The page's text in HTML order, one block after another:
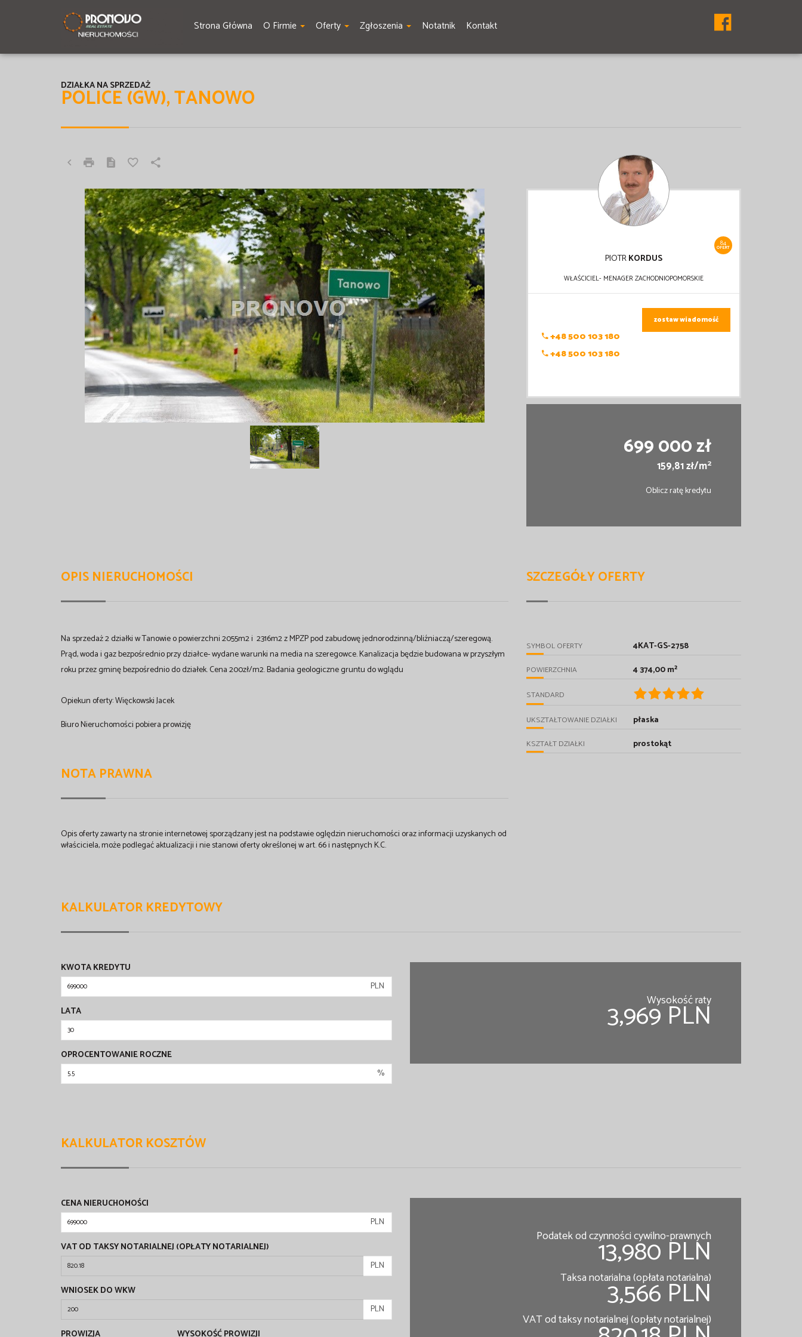
Strona Główna O Firmie Oferty Zgłoszenia Notatnik Kontakt
POLICE (GW), TANOWO
DZIAŁKA NA SPRZEDAŻ
84
OFERT
PIOTRKORDUS
WŁAŚCICIEL- MENAGER ZACHODNIOPOMORSKIE
+48 500 103 180
+48 500 103 180
zostaw wiadomość
699 000 zł
159,81 zł/m2
Oblicz ratę kredytu
OPIS NIERUCHOMOŚCI
Na sprzedaż 2 działki w Tanowie o powierzchni 2055m2 i 2316m2 z MPZP pod zabudowę jednorodzinną/bliźniaczą/szeregową.
Prąd, woda i gaz bezpośrednio przy działce- wydane warunki na media na szeregowce. Kanalizacja będzie budowana w przyszłym
roku przez gminę bezpośrednio do działek. Cena 200zł/m2. Badania geologiczne gruntu do wglądu
Opiekun oferty: Więckowski Jacek
Biuro Nieruchomości pobiera prowizję
NOTA PRAWNA
Opis oferty zawarty na stronie internetowej sporządzany jest na podstawie oględzin nieruchomości oraz informacji uzyskanych od
właściciela, może podlegać aktualizacji i nie stanowi oferty określonej w art. 66 i następnych K.C.
SZCZEGÓŁY OFERTY
SYMBOL OFERTY 4KAT-GS-2758
POWIERZCHNIA 4 374,00 m²
STANDARD
UKSZTAŁTOWANIE DZIAŁKI płaska
KSZTAŁT DZIAŁKI prostokąt
KALKULATOR KREDYTOWY
KWOTA KREDYTU
PLN
LATA
OPROCENTOWANIE ROCZNE
%
Wysokość raty
3,969 PLN
KALKULATOR KOSZTÓW
CENA NIERUCHOMOŚCI
PLN
VAT OD TAKSY NOTARIALNEJ (OPŁATY NOTARIALNEJ)
PLN
WNIOSEK DO WKW
PLN
Podatek od czynności cywilno-prawnych
13,980 PLN
Taksa notarialna (opłata notarialna)
3,566 PLN
VAT od taksy notarialnej (opłaty notarialnej)